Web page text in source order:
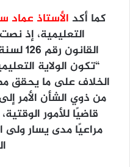
كما أكد الأستاذ عماد
“تكون الولاية
الخلاف على ما يحقق
من ذوي الشأن الأمر
قاضيًا للأمور
مراعيًا مدى يسار